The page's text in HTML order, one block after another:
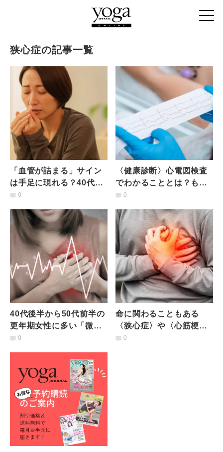
狭心症の記事一覧
「血管が詰まる」サイン
は手足に現れる？40代が
無視してはいけない冷え
0
〈健康診断〉心電図検査
でわかることとは？もし
異常を指摘されたら？医
0
40代後半から50代前半の
更年期女性に多い「微小
血管狭心症」特徴や原因
0
命に関わることもある
〈狭心症〉や〈心筋梗
塞〉なりやすい人の特徴
0